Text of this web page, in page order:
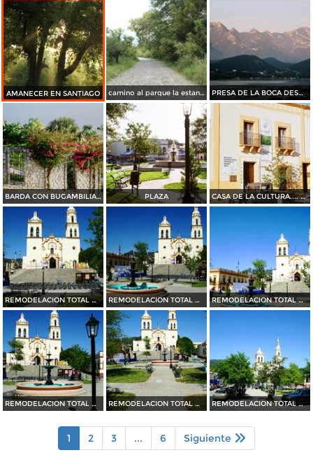
AMANECER EN SANTIAGO camino al parque la estanzuela PRESA DE LA BOCA DESDE BAHIA ESCONDIDA....35 MM
BARDA CON BUGAMBILIAS....35 mm PLAZA CASA DE LA CULTURA.... 35 mm
REMODELACION TOTAL DE PLAZA OCAMPO (2010) REMODELACION TOTAL DE PLAZA OCAMPO (2010) REMODELACION TOTAL DE PLAZA OCAMPO (2010)
REMODELACION TOTAL DE PLAZA OCAMPO (2010) REMODELACION TOTAL DE PLAZA OCAMPO (2010) REMODELACION TOTAL DE PLAZA OCAMPO (2010)
1 2 3 ... 6 Siguiente